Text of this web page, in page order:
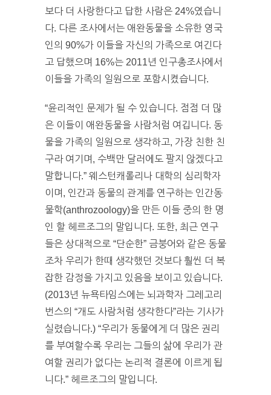
보다 더 사랑한다고 답한 사람은 24%였습니
다. 다른 조사에서는 애완동물을 소유한 영국
인의 90%가 이들을 자신의 가족으로 여긴다
고 답했으며 16%는 2011년 인구총조사에서
이들을 가족의 일원으로 포함시켰습니다.
“윤리적인 문제가 될 수 있습니다. 점점 더 많
은 이들이 애완동물을 사람처럼 여깁니다. 동
물을 가족의 일원으로 생각하고, 가장 친한 친
구라 여기며, 수백만 달러에도 팔지 않겠다고
말합니다.” 웨스턴캐롤리나 대학의 심리학자
이며, 인간과 동물의 관계를 연구하는 인간동
물학(anthrozoology)을 만든 이들 중의 한 명
인 할 헤르조그의 말입니다. 또한, 최근 연구
들은 상대적으로 “단순한” 금붕어와 같은 동물
조차 우리가 한때 생각했던 것보다 훨씬 더 복
잡한 감정을 가지고 있음을 보이고 있습니다.
(2013년 뉴욕타임스에는 뇌과학자 그레고리
번스의 “개도 사람처럼 생각한다”라는 기사가
실렸습니다.) “우리가 동물에게 더 많은 권리
를 부여할수록 우리는 그들의 삶에 우리가 관
여할 권리가 없다는 논리적 결론에 이르게 됩
니다.” 헤르조그의 말입니다.